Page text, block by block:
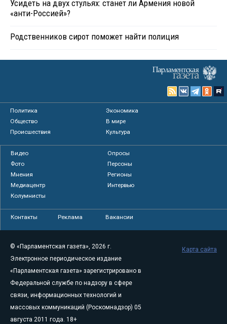
Усидеть на двух стульях: станет ли Армения новой
«анти-Россией»?
Родственников сирот поможет найти полиция
Политика
Экономика
Общество
В мире
Происшествия
Культура
Видео
Опросы
Фото
Персоны
Мнения
Регионы
Медиацентр
Интервью
Колумнисты
Контакты Реклама Вакансии
© «Парламентская газета», 2026 г.
Электронное периодическое издание
«Парламентская газета» зарегистрировано в
Федеральной службе по надзору в сфере
связи, информационных технологий и
массовых коммуникаций (Роскомнадзор) 05
августа 2011 года. 18+
Карта сайта